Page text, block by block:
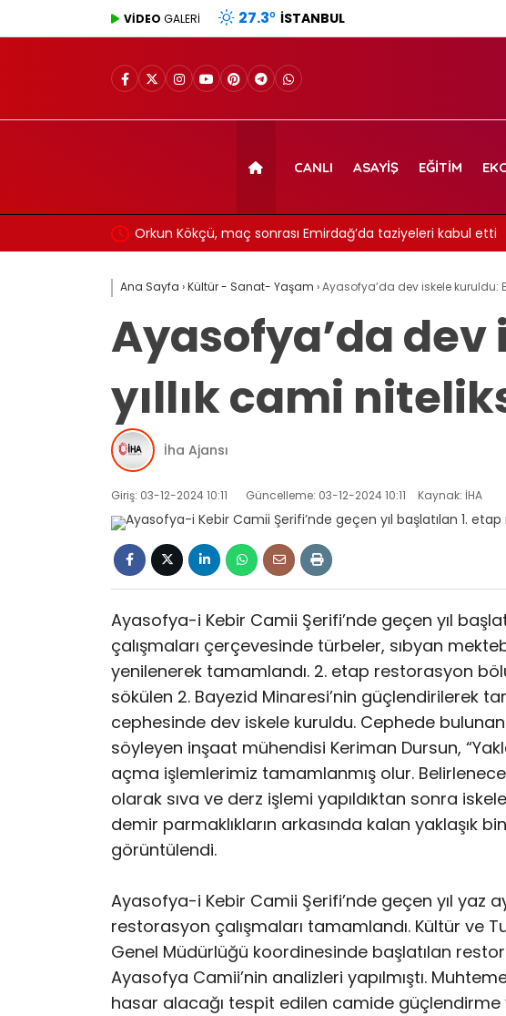
VİDEO GALERİ 27.3° İSTANBUL
CANLI ASAYIŞ EĞITIM
United’dan La Orkun Kökçü, maç sonrası Emirdağ’da taziyeleri kabul etti
Ana Sayfa ›Kültür - Sanat- Yaşam ›Ayasofya’da dev iskele kuruldu:
Ayasofya’da
yıllık cami
İha Ajansı
Giriş: 03-12-2024 10:11 Güncelleme: 03-12-2024 10:11 Kaynak: İHA
Ayasofya-i Kebir Camii Şerifi’nde geçen yıl
çalışmaları çerçevesinde türbeler, sıbyan
yenilenerek tamamlandı. 2. etap restorasyon
sökülen 2. Bayezid Minaresi’nin güçlendirilerek
cephesinde dev iskele kuruldu. Cephede bulunan
söyleyen inşaat mühendisi Keriman Dursun,
açma işlemlerimiz tamamlanmış olur.
olarak sıva ve derz işlemi yapıldıktan sonra
demir parmaklıkların arkasında kalan yaklaşık
görüntülendi.
Ayasofya-i Kebir Camii Şerifi’nde geçen yıl yaz
restorasyon çalışmaları tamamlandı. Kültür ve
Genel Müdürlüğü koordinesinde başlatılan
Ayasofya Camii’nin analizleri yapılmıştı.
hasar alacağı tespit edilen camide güçlendirme